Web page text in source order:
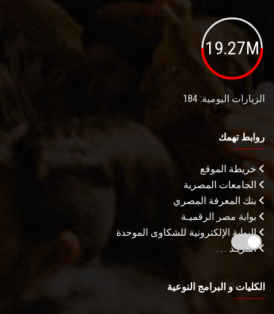
19.27M
الزيارات اليومية: 184
روابط تهمك
خريطة الموقع
الجامعات المصرية
بنك المعرفة المصري
بوابة مصر الرقميـة
البوابة الإلكترونية للشكاوى الموحدة
المزيـد . . .
الكليات و البرامج النوعية